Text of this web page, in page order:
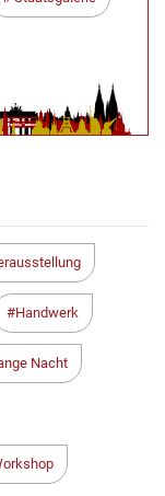
Handwerk
Nacht